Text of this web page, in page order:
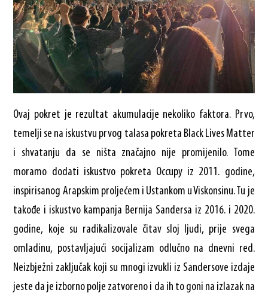
Ovaj pokret je rezultat akumulacije nekoliko faktora. Prvo,
temelji se na iskustvu prvog talasa pokreta Black Lives Matter
i shvatanju da se ništa značajno nije promijenilo. Tome
moramo dodati iskustvo pokreta Occupy iz 2011. godine,
inspirisanog Arapskim proljećem i Ustankom u Viskonsinu. Tu je
takođe i iskustvo kampanja Bernija Sandersa iz 2016. i 2020.
godine, koje su radikalizovale čitav sloj ljudi, prije svega
omladinu, postavljajući socijalizam odlučno na dnevni red.
Neizbježni zaključak koji su mnogi izvukli iz Sandersove izdaje
jeste da je izborno polje zatvoreno i da ih to goni na izlazak na